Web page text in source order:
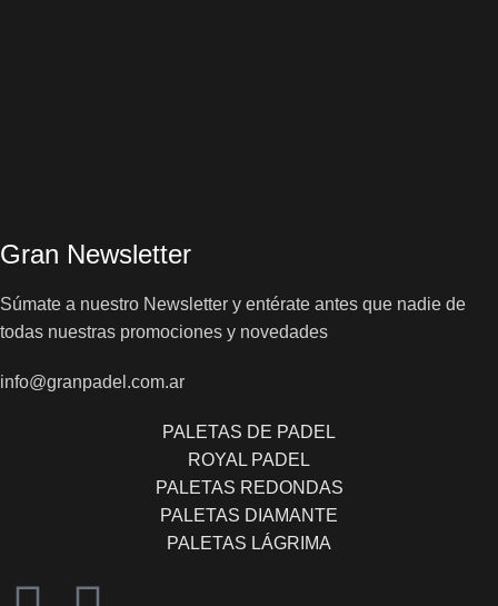
Gran Newsletter
Súmate a nuestro Newsletter y entérate antes que nadie de
todas nuestras promociones y novedades
info@granpadel.com.ar
PALETAS DE PADEL
ROYAL PADEL
PALETAS REDONDAS
PALETAS DIAMANTE
PALETAS LÁGRIMA